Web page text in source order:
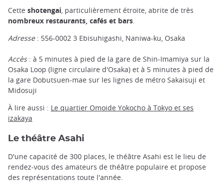
Cette shotengai, particulièrement étroite, abrite de très
nombreux restaurants, cafés et bars.
Adresse: 556-0002 3 Ebisuhigashi, Naniwa-ku, Osaka
Accès: à 5 minutes à pied de la gare de Shin-Imamiya sur la
Osaka Loop (ligne circulaire d'Osaka) et à 5 minutes à pied de
la gare Dobutsuen-mae sur les lignes de métro Sakaisuji et
Midosuji
À lire aussi : Le quartier Omoide Yokocho à Tokyo et ses
izakaya
Le théâtre Asahi
D'une capacité de 300 places, le théâtre Asahi est le lieu de
rendez-vous des amateurs de théâtre populaire et propose
des représentations toute l'année.